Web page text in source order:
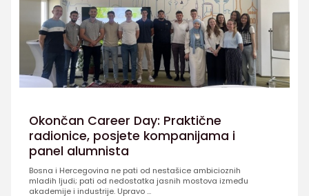
Okončan Career Day: Praktične
radionice, posjete kompanijama i
panel alumnista
Bosna i Hercegovina ne pati od nestašice ambicioznih
mladih ljudi; pati od nedostatka jasnih mostova između
akademije i industrije. Upravo ...